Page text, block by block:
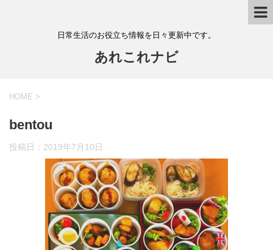
日常生活のお役立ち情報を日々更新中です。
あれこれナビ
HOME >
bentou
投稿日： 2019年7月10日